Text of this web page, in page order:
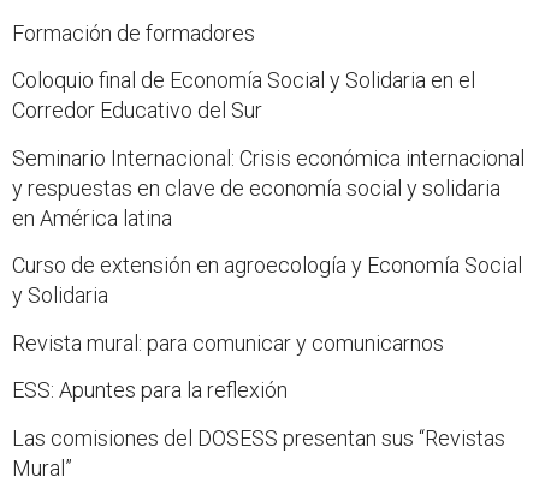
Formación de formadores
Coloquio final de Economía Social y Solidaria en el
Corredor Educativo del Sur
Seminario Internacional: Crisis económica internacional
y respuestas en clave de economía social y solidaria
en América latina
Curso de extensión en agroecología y Economía Social
y Solidaria
Revista mural: para comunicar y comunicarnos
ESS: Apuntes para la reflexión
Las comisiones del DOSESS presentan sus “Revistas
Mural”